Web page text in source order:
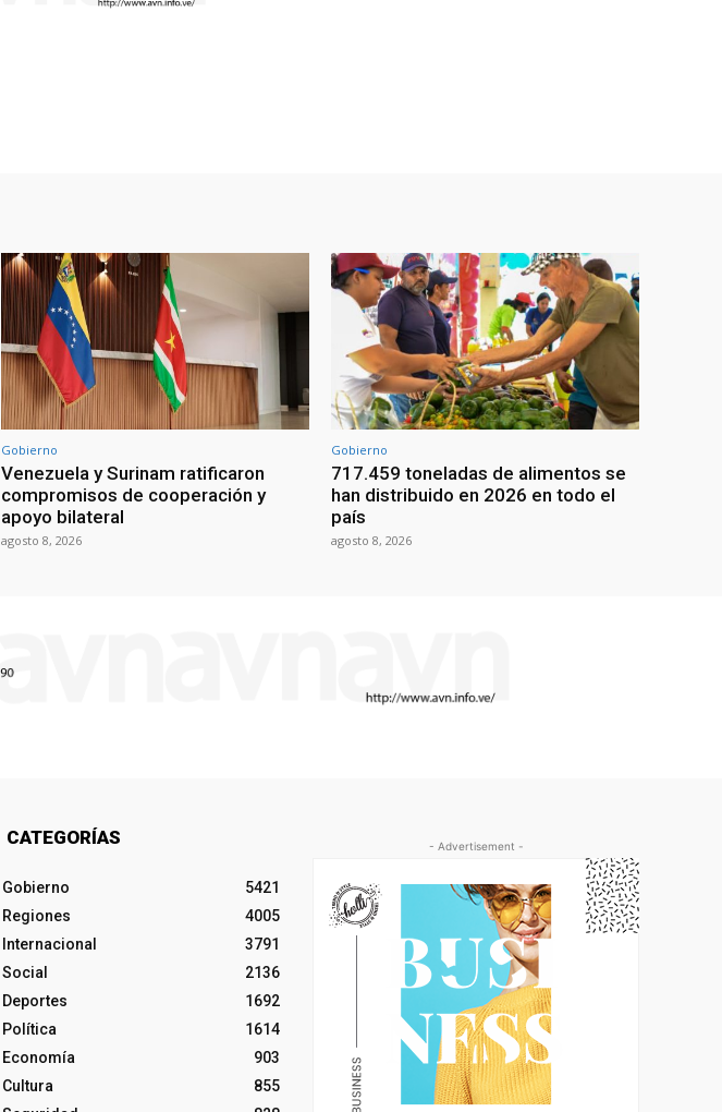
Gobierno
Venezuela y Surinam ratificaron
compromisos de cooperación y
apoyo bilateral
agosto 8, 2026
Gobierno
717.459 toneladas de alimentos se
han distribuido en 2026 en todo el
país
agosto 8, 2026
CATEGORÍAS
Gobierno
5421
Regiones
4005
Internacional
3791
Social
2136
Deportes
1692
Política
1614
Economía
903
Cultura
855
- Advertisement -